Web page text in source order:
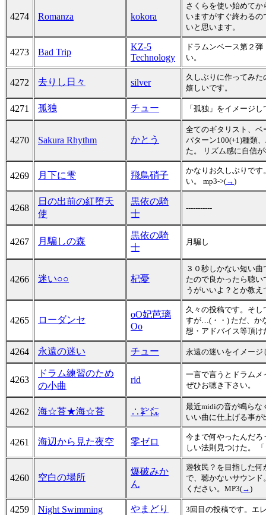
4274 Romanza kokora
さくらを使い始めて
いますがすぐ終わる
いと思います。
4273 Bad Trip
KZ-5
Technology
ドラムンベース第２
い。
4272 去りし日々 silver
久しぶりに作ってみ
嬉しいです。
4271 孤独 チュー 「孤独」をイメージ
4270 Sakura Rhythm かとう
全てのギタリスト、
パターン100(+1)種類
た。 リズム感に自信
4269 月下に雫 飛鳥硝子
かなりお久しぶりで
い。 mp3->(→)
4268
日の出前の紅堕天
使
黒依の騎
士
-----------
4267 月騙しの森
黒依の騎
士
月騙し
4266 迷い○○ 杞憂
３０秒しかない短い
たので良かったら聴
うがいいよ？とか教
4265 ローダンセ
oO妃芭璃
Oo
久々の投稿です。そ
すが…(・・) ただ、か
想・アドバイス等頂け
4264 永遠の迷い チュー 永遠の迷いをイメージ
4263
ドラム練習のため
の小曲
rid
一言で言うとドラム
ぜひお聴き下さい。
4262 海☆苔★海☆苔 ∴㌢㍍
最近midiの音が鳴らな
いい曲に仕上げる事
4261 海辺から見た夜空 零ゼロ
今まで何やったんだ
しい法則見つけた。
4260 空白の場所
爆破みか
ん
遊牧民？を目指した
で、聴かないサウン
ください。MP3(→)
4259 Night Swimming やまどり 3回目の投稿です。エ